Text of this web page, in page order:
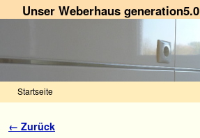
Unser Weberhaus generation5.0
Startseite
Bilder-Navigation
← Zurück